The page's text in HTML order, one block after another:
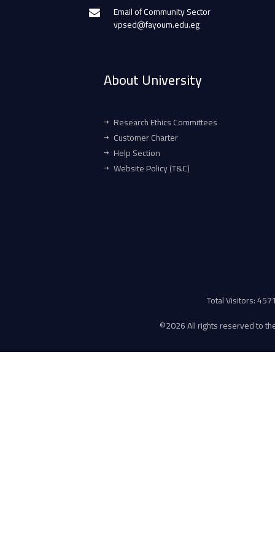
Email of Community Sector
vpsed@fayoum.edu.eg
About University
Research Ethics Committees
Customer Charter
Help Section
Website Policy (T&C)
Total Visitors:
©2026 All rights reserved to